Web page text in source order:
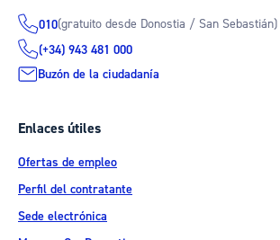
010(gratuito desde Donostia / San Sebastián)
(+34) 943 481 000
Buzón de la ciudadanía
Enlaces útiles
Ofertas de empleo
Perfil del contratante
Sede electrónica